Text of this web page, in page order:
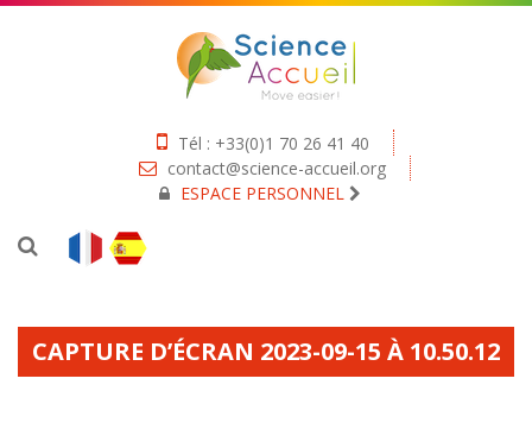
Tél : +33(0)1 70 26 41 40
contact@science-accueil.org
ESPACE PERSONNEL
CAPTURE D’ÉCRAN 2023-09-15 À 10.50.12